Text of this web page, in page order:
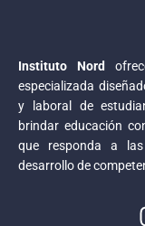
Instituto Nord
especializada
y laboral de
brindar educación
que responda a
desarrollo de